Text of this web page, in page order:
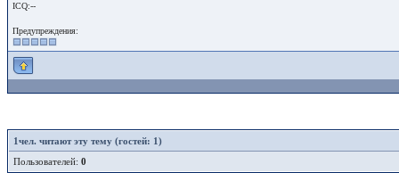
ICQ:--
Предупреждения:
1чел. читают эту тему (гостей: 1)
Пользователей: 0